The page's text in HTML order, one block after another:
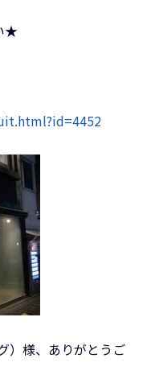
★
）様、ありがとうご